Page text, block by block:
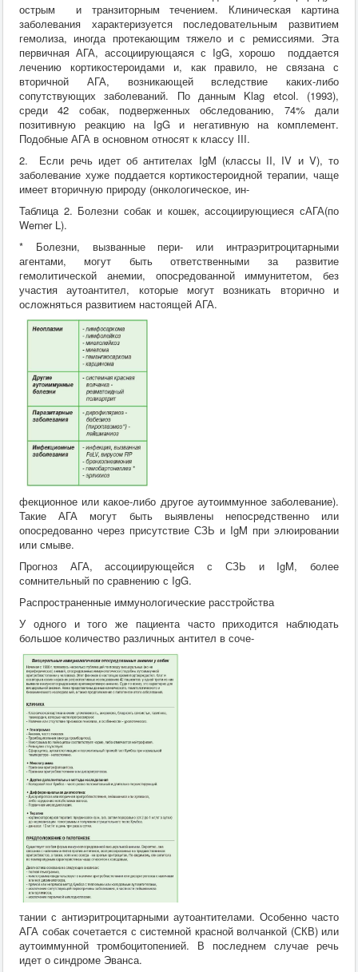
острым и транзиторным течением. Клиническая картина
заболевания характеризуется последовательным развитием
гемолиза, иногда протекающим тяжело и с ремиссиями. Эта
первичная АГА, ассоциирующаяся с IgG, хорошо поддается
лечению кортикостероидами и, как правило, не связана с
вторичной АГА, возникающей вследствие каких-либо
сопутствующих заболеваний. По данным Klag etcol. (1993),
среди 42 собак, подверженных обследованию, 74% дали
позитивную реакцию на IgG и негативную на комплемент.
Подобные АГА в основном относят к классу III.
2. Если речь идет об антителах IgM (классы II, IV и V), то
заболевание хуже поддается кортикостероидной терапии, чаще
имеет вторичную природу (онкологическое, ин-
Таблица 2. Болезни собак и кошек, ассоциирующиеся сАГА(по
Werner L).
* Болезни, вызванные пери- или интраэритроцитарными
агентами, могут быть ответственными за развитие
гемолитической анемии, опосредованной иммунитетом, без
участия аутоантител, которые могут возникать вторично и
осложняться развитием настоящей АГА.
фекционное или какое-либо другое аутоиммунное заболевание).
Такие АГА могут быть выявлены непосредственно или
опосредованно через присутствие СЗЬ и IgM при элюировании
или смыве.
Прогноз АГА, ассоциирующейся с СЗЬ и IgM, более
сомнительный по сравнению с IgG.
Распространенные иммунологические расстройства
У одного и того же пациента часто приходится наблюдать
большое количество различных антител в соче-
тании с антиэритроцитарными аутоантителами. Особенно часто
АГА собак сочетается с системной красной волчанкой (СКВ) или
аутоиммунной тромбоцитопенией. В последнем случае речь
идет о синдроме Эванса.